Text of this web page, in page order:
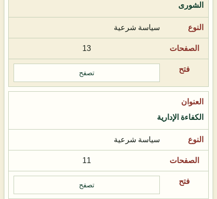
الشورى
سياسة شرعية
13
تصفح
الكفاءة الإدارية
سياسة شرعية
11
تصفح